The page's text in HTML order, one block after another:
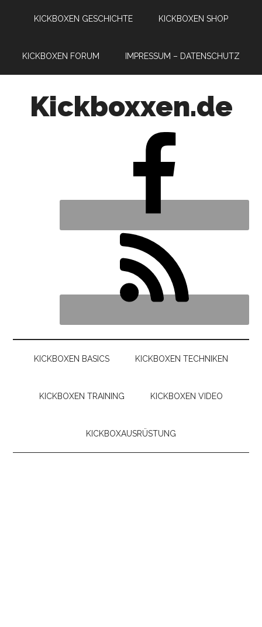
KICKBOXEN GESCHICHTE KICKBOXEN SHOP
KICKBOXEN FORUM IMPRESSUM – DATENSCHUTZ
Kickboxxen.de
KICKBOXEN BASICS KICKBOXEN TECHNIKEN
KICKBOXEN TRAINING KICKBOXEN VIDEO
KICKBOXAUSRÜSTUNG